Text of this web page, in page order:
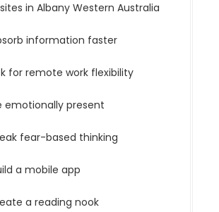
in Albany Western Australia
information faster
for remote work flexibility
emotionally present
fear-based thinking
a mobile app
a reading nook